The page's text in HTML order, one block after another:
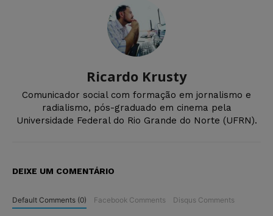
Ricardo Krusty
Comunicador social com formação em jornalismo e
radialismo, pós-graduado em cinema pela
Universidade Federal do Rio Grande do Norte (UFRN).
DEIXE UM COMENTÁRIO
Default Comments (0) Facebook Comments Disqus Comments